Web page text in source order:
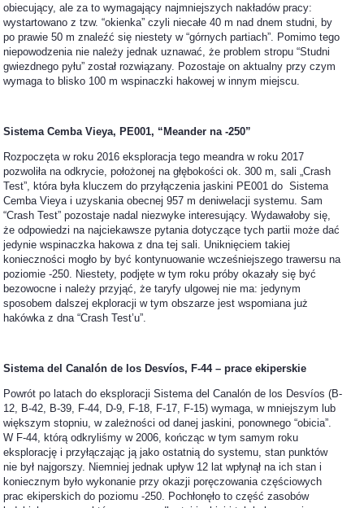
obiecujący, ale za to wymagający najmniejszych nakładów pracy:
wystartowano z tzw. “okienka” czyli niecałe 40 m nad dnem studni, by
po prawie 50 m znaleźć się niestety w “górnych partiach”. Pomimo tego
niepowodzenia nie należy jednak uznawać, że problem stropu “Studni
gwiezdnego pyłu” został rozwiązany. Pozostaje on aktualny przy czym
wymaga to blisko 100 m wspinaczki hakowej w innym miejscu.
Sistema Cemba Vieya,PE001, “Meander na -250”
Rozpoczęta w roku 2016 eksploracja tego meandra w roku 2017
pozwoliła na odkrycie, położonej na głębokości ok. 300 m, sali „Crash
Test”, która była kluczem do przyłączenia jaskini PE001 do Sistema
Cemba Vieya i uzyskania obecnej 957 m deniwelacji systemu. Sam
“Crash Test” pozostaje nadal niezwyke interesujący. Wydawałoby się,
że odpowiedzi na najciekawsze pytania dotyczące tych partii może dać
jedynie wspinaczka hakowa z dna tej sali. Uniknięciem takiej
konieczności mogło by być kontynuowanie wcześniejszego trawersu na
poziomie -250. Niestety, podjęte w tym roku próby okazały się być
bezowocne i należy przyjąć, że taryfy ulgowej nie ma: jedynym
sposobem dalszej ekploracji w tym obszarze jest wspomiana już
hakówka z dna “Crash Test’u”.
Sistema del Canalón de los Desvíos,F-44 – prace ekiperskie
Powrót po latach do eksploracji Sistema del Canalón de los Desvíos (B-
12, B-42, B-39, F-44, D-9, F-18, F-17, F-15) wymaga, w mniejszym lub
większym stopniu, w zależności od danej jaskini, ponownego “obicia”.
W F-44, którą odkryliśmy w 2006, kończąc w tym samym roku
eksplorację i przyłączając ją jako ostatnią do systemu, stan punktów
nie był najgorszy. Niemniej jednak upływ 12 lat wpłynął na ich stan i
koniecznym było wykonanie przy okazji poręczowania częściowych
prac ekiperskich do poziomu -250. Pochłonęło to część zasobów